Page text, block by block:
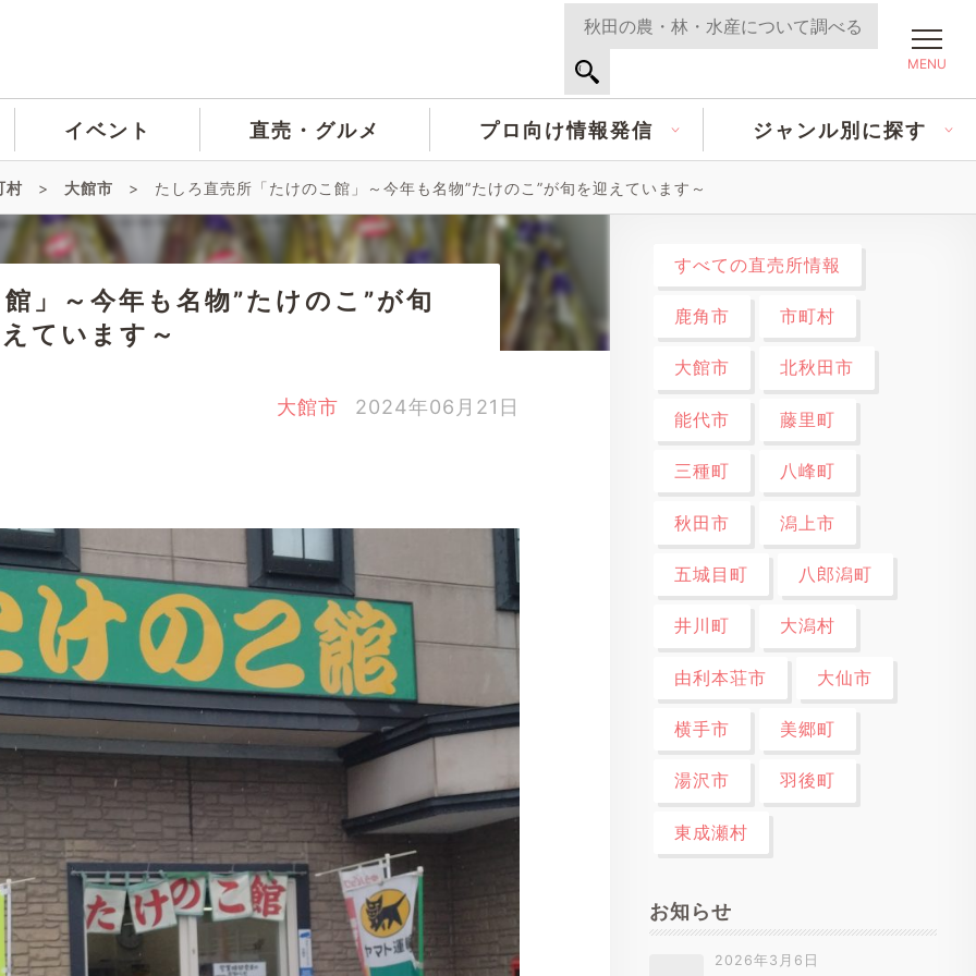
MENU
イベント 直売・グルメ プロ向け情報発信 ジャンル別に探す
村 > 大館市 > たしろ直売所「たけのこ館」～今年も名物”たけのこ”が旬を迎えています～
」～今年も名物”たけのこ”が旬
ています～
大館市 2024年06月21日
すべての直売所情報
鹿角市 市町村
大館市 北秋田市
能代市 藤里町
三種町 八峰町
秋田市 潟上市
五城目町 八郎潟町
井川町 大潟村
由利本荘市 大仙市
横手市 美郷町
湯沢市 羽後町
東成瀬村
お知らせ
2026年3月6日